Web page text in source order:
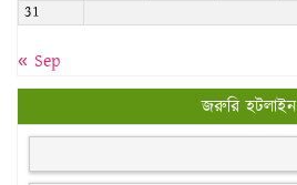
31
« Sep
জরুরি হটলাইন